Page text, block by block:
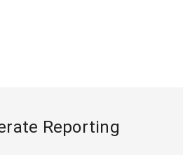
Reporting